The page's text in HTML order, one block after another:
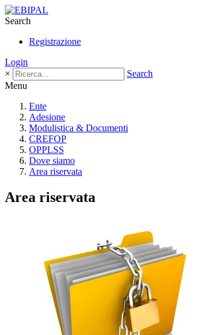
Search
Registrazione
Login
×
Search
Menu
Ente
Adesione
Modulistica & Documenti
CREFOP
OPPLSS
Dove siamo
Area riservata
Area riservata